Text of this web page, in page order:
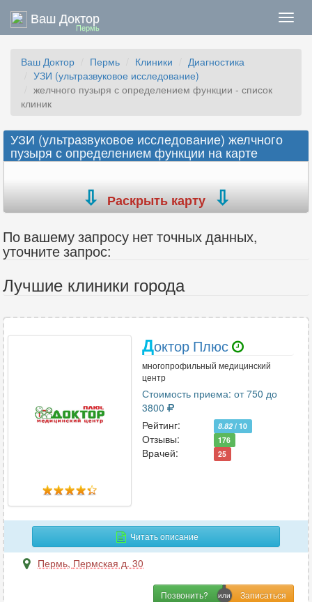
Ваш Доктор
Пермь
Ваш Доктор Пермь Клиники
Диагностика
УЗИ (ультразвуковое исследование)
желчного пузыря с определением функции - список
клиник
УЗИ (ультразвуковое исследование) желчного
пузыря с определением функции на карте
Раскрыть карту
По вашему запросу нет точных данных,
уточните запрос:
Лучшие клиники города
Доктор Плюс
многопрофильный медицинский
центр
Стоимость приема: от 750 до
3800
Рейтинг:
8.82 / 10
Отзывы: 176
Врачей: 25
Читать описание
Пермь, Пермская д. 30
Позвонить?